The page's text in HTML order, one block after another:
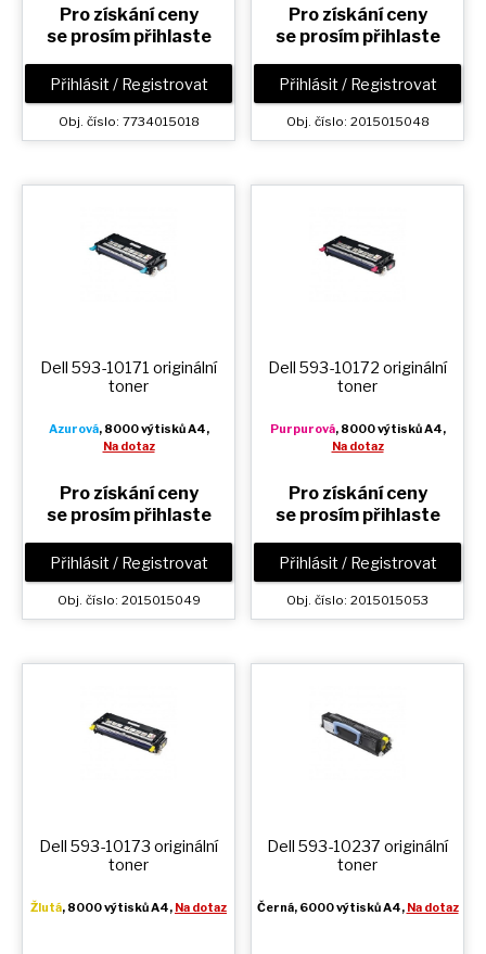
Pro získání ceny
se prosím přihlaste
Přihlásit / Registrovat
Obj. číslo: 7734015018
Pro získání ceny
se prosím přihlaste
Přihlásit / Registrovat
Obj. číslo: 2015015048
Dell 593-10171 originální
toner
Azurová, 8000 výtisků A4,
Na dotaz
Pro získání ceny
se prosím přihlaste
Přihlásit / Registrovat
Obj. číslo: 2015015049
Dell 593-10172 originální
toner
Purpurová, 8000 výtisků A4,
Na dotaz
Pro získání ceny
se prosím přihlaste
Přihlásit / Registrovat
Obj. číslo: 2015015053
Dell 593-10173 originální
toner
Žlutá, 8000 výtisků A4, Na dotaz
Dell 593-10237 originální
toner
Černá, 6000 výtisků A4, Na dotaz